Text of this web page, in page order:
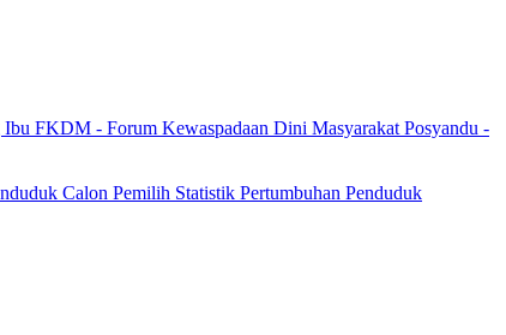
Ibu FKDM - Forum Kewaspadaan Dini Masyarakat Posyandu -
Calon Pemilih Statistik Pertumbuhan Penduduk